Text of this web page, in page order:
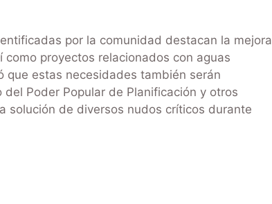
por la comunidad destacan la mejora
proyectos relacionados con aguas
que estas necesidades también serán
Poder Popular de Planificación y otros
solución de diversos nudos críticos durante